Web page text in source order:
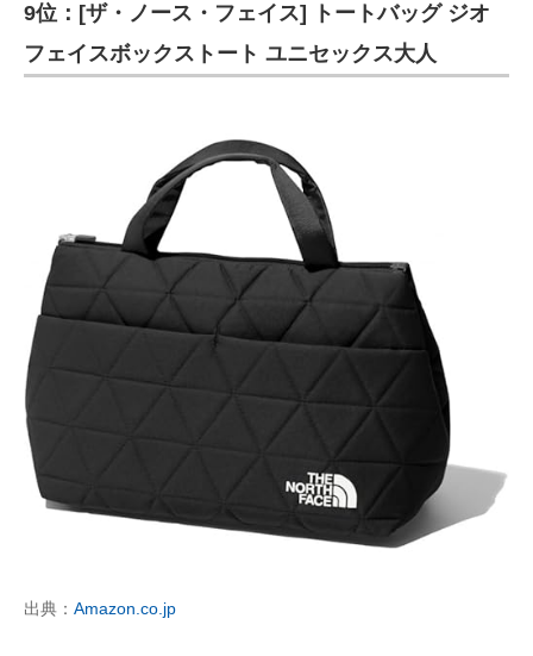
9位：[ザ・ノース・フェイス] トートバッグ ジオ
フェイスボックストート ユニセックス大人
出典： Amazon.co.jp